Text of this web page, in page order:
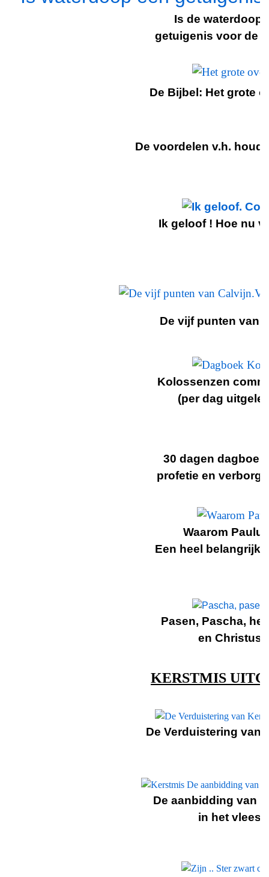
Is de waterdoop
getuigenis voor de
De Bijbel: Het grote
De voordelen v.h.
Ik geloof ! Hoe nu
De vijf punten van
Kolossenzen
(per dag
30 dagen
profetie en
Waarom
Een heel
Pasen, Pascha,
en Christus
KERSTMIS
De Verduistering van
De aanbidding van
in het vlees